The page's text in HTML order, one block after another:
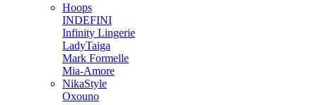
Hoops
INDEFINI
Infinity Lingerie
LadyTaiga
Mark Formelle
Mia-Amore
NikaStyle
Oxouno